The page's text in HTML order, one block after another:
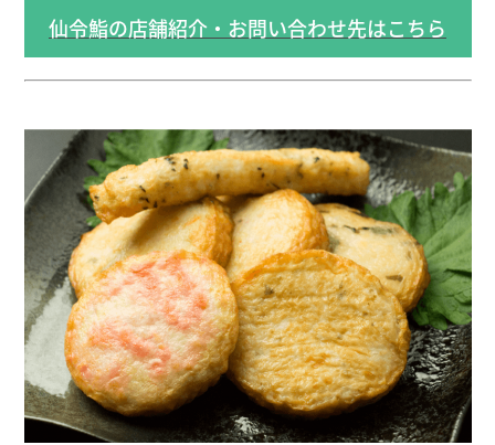
仙令鮨の店舗紹介・お問い合わせ先はこちら